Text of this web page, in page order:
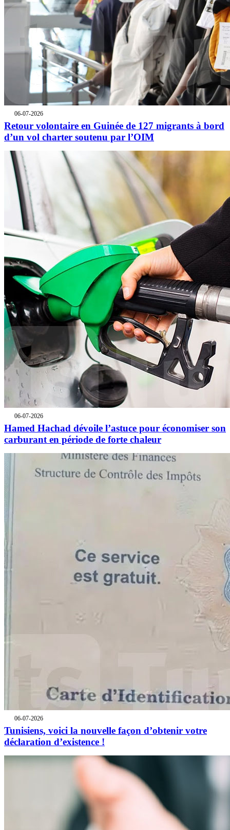
06-07-2026
Retour volontaire en Guinée de 127 migrants à bord
d’un vol charter soutenu par l’OIM
06-07-2026
Hamed Hachad dévoile l’astuce pour économiser son
carburant en période de forte chaleur
06-07-2026
Tunisiens, voici la nouvelle façon d’obtenir votre
déclaration d’existence !